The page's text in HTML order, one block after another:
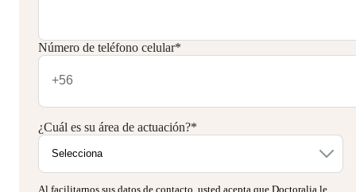
Número de teléfono celular*
¿Cuál es su área de actuación?*
Al facilitarnos sus datos de contacto, usted acepta que Doctoralia le